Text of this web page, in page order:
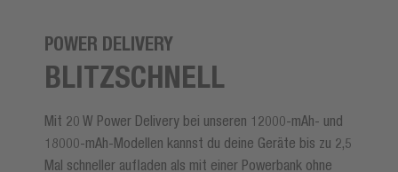
POWER DELIVERY
BLITZSCHNELL
Mit 20 W Power Delivery bei unseren 12000-mAh- und
18000-mAh-Modellen kannst du deine Geräte bis zu 2,5
Mal schneller aufladen als mit einer Powerbank ohne